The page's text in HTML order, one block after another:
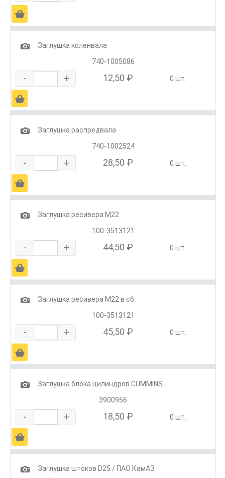
Ä
1
Заглушка коленвала
740-1005086
- + 12,50 ₽ 0 шт.
Ä
1
Заглушка распредвала
740-1002524
- + 28,50 ₽ 0 шт.
Ä
1
Заглушка ресивера М22
100-3513121
- + 44,50 ₽ 0 шт.
Ä
1
Заглушка ресивера М22 в сб.
100-3513121
- + 45,50 ₽ 0 шт.
Ä
1
Заглушка блока цилиндров CUMMINS
3900956
- + 18,50 ₽ 0 шт.
Ä
1
Заглушка штоков D25 / ПАО КамАЗ